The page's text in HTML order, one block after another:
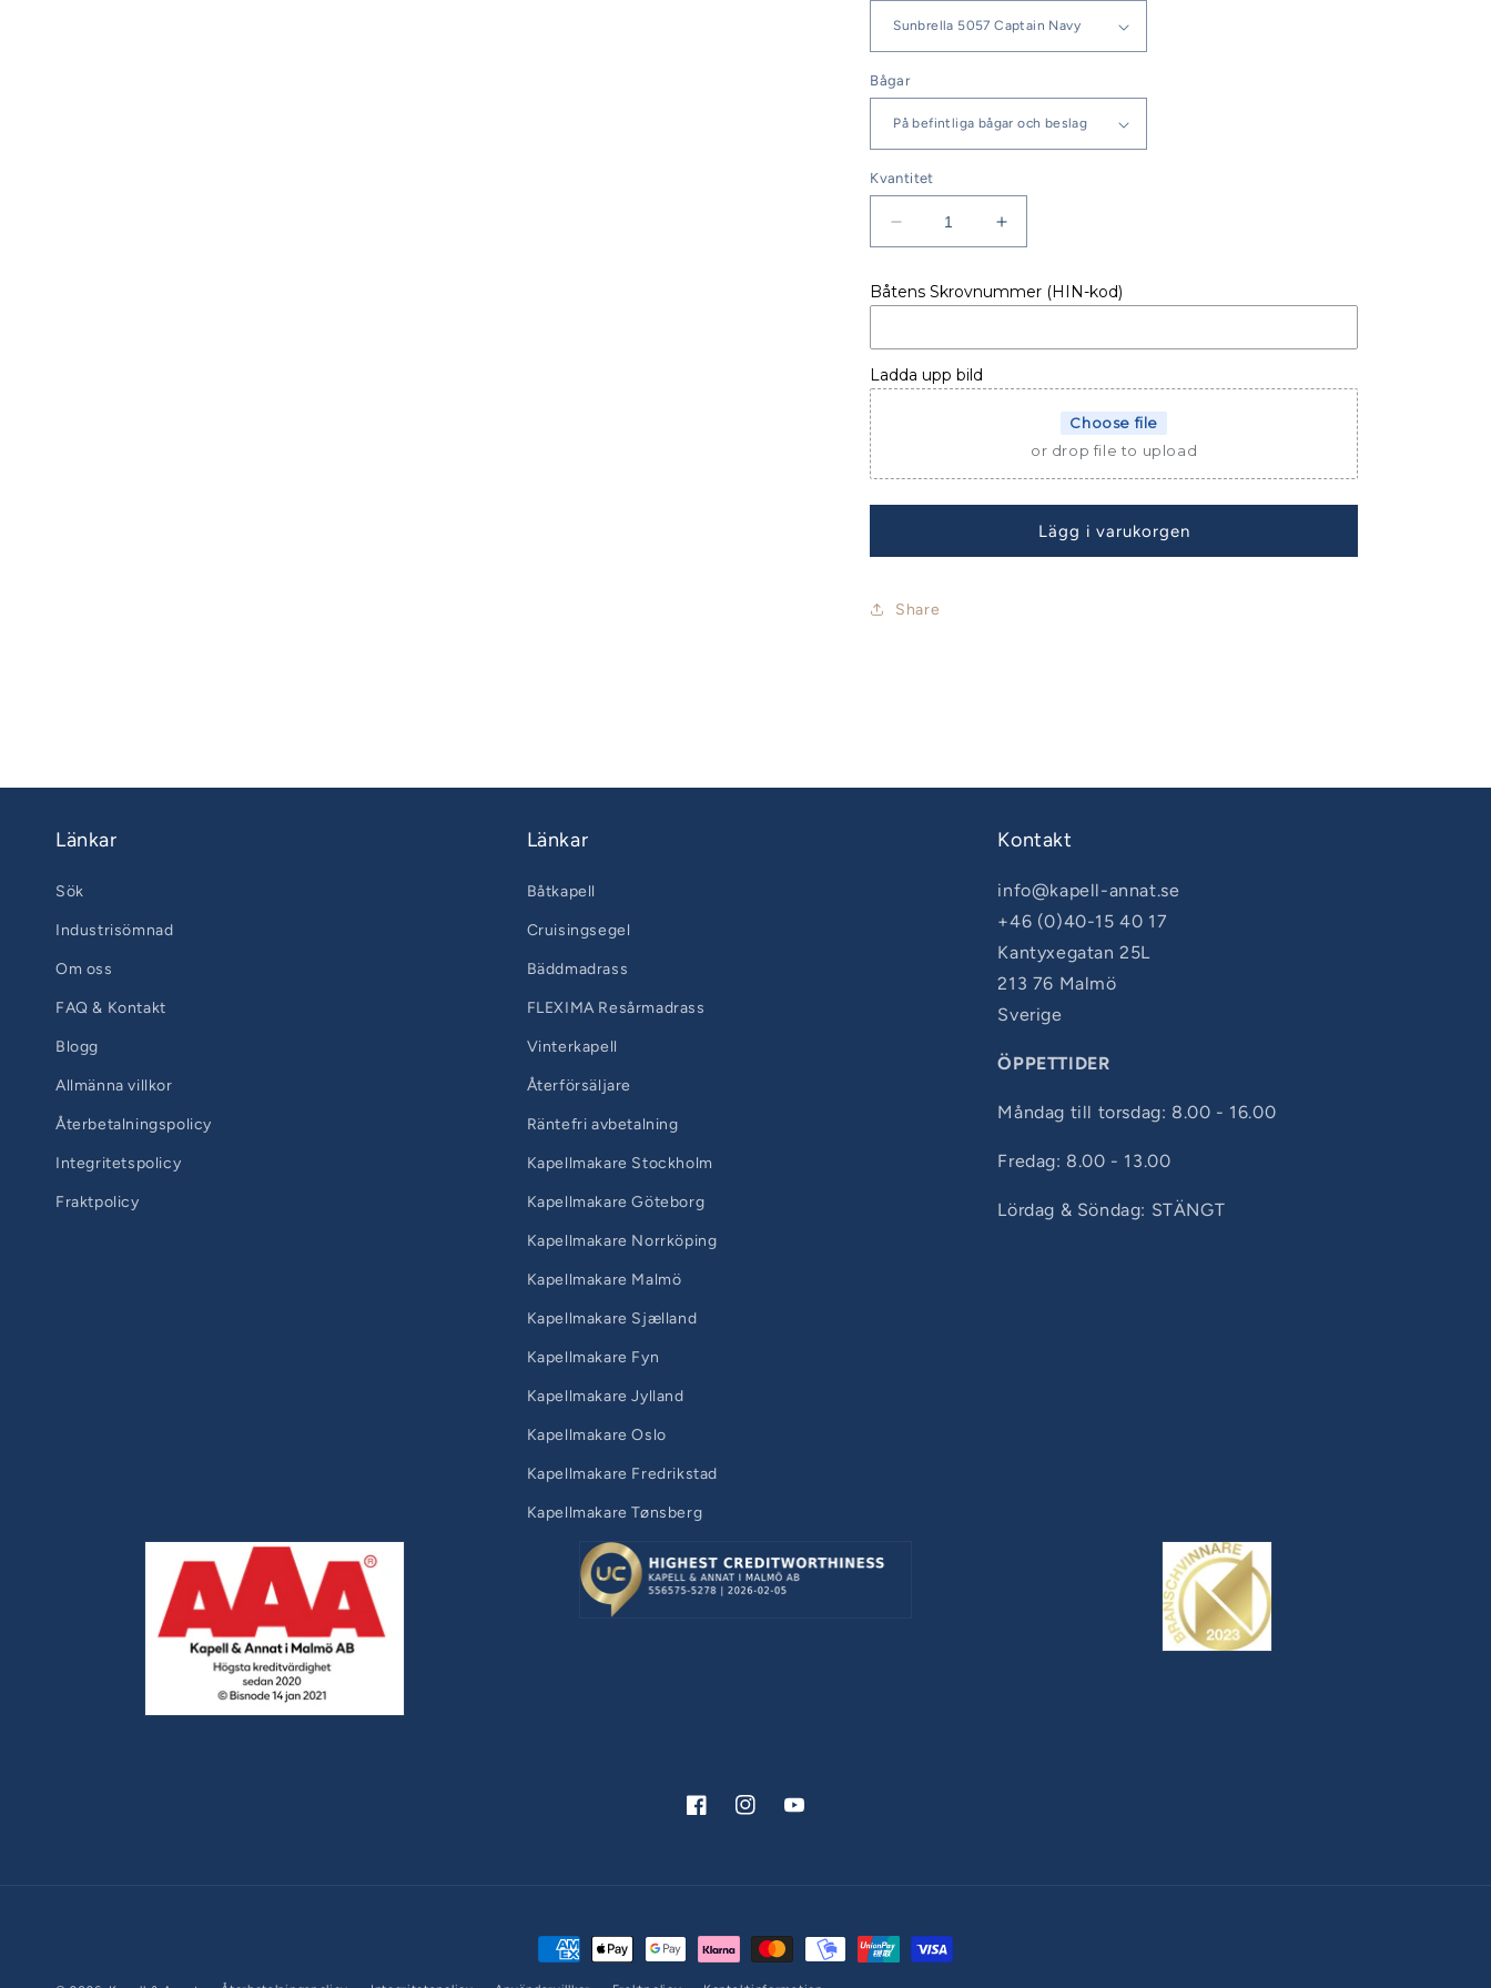
Bågar
Kvantitet
Minska
kvantitet
Beneteau
30.1
Bimini
Öka
kvantitet
Beneteau
30.1
Båtens Skrovnummer (HIN-kod)
Ladda upp bild
Choose file
or drop file to upload
Lägg i varukorgen
Share
Länkar
Sök
Industrisömnad
Om oss
FAQ & Kontakt
Blogg
Allmänna villkor
Återbetalningspolicy
Integritetspolicy
Fraktpolicy
Länkar
Båtkapell
Cruisingsegel
Bäddmadrass
FLEXIMA Resårmadrass
Vinterkapell
Återförsäljare
Räntefri avbetalning
Kapellmakare Stockholm
Kapellmakare Göteborg
Kapellmakare Norrköping
Kapellmakare Malmö
Kapellmakare Sjælland
Kapellmakare Fyn
Kapellmakare Jylland
Kapellmakare Oslo
Kapellmakare Fredrikstad
Kapellmakare Tønsberg
Kontakt
info@kapell-annat.se
+46 (0)40-15 40 17
Kantyxegatan 25L
213 76 Malmö
Sverige
ÖPPETTIDER
Måndag till torsdag: 8.00 - 16.00
Fredag: 8.00 - 13.00
Lördag & Söndag: STÄNGT
FacebookInstagramYouTube
Betalningsmetoder